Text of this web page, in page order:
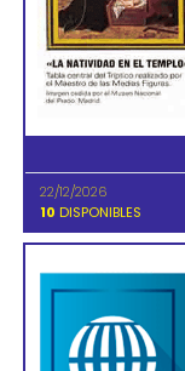
22/12/2026
10 DISPONIBLES